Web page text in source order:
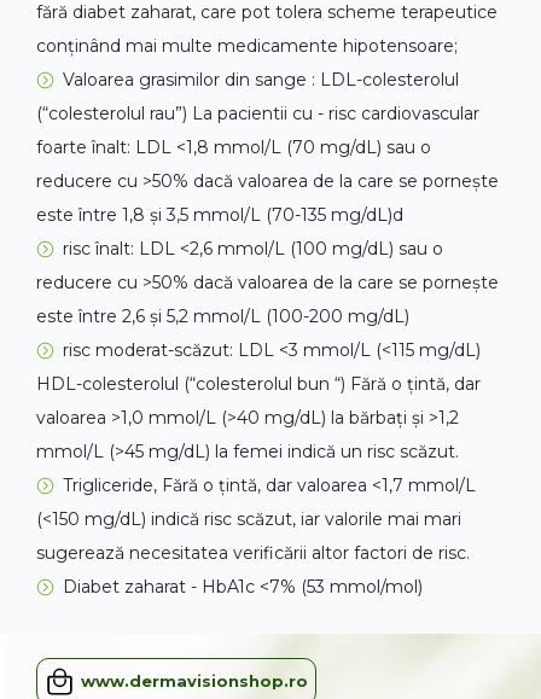
fără diabet zaharat, care pot tolera scheme terapeutice
conținând mai multe medicamente hipotensoare;
Valoarea grasimilor din sange : LDL-colesterolul
(“colesterolul rau”) La pacientii cu - risc cardiovascular
foarte înalt: LDL <1,8 mmol/L (70 mg/dL) sau o
reducere cu >50% dacă valoarea de la care se pornește
este între 1,8 și 3,5 mmol/L (70-135 mg/dL)d
risc înalt: LDL <2,6 mmol/L (100 mg/dL) sau o
reducere cu >50% dacă valoarea de la care se pornește
este între 2,6 și 5,2 mmol/L (100-200 mg/dL)
risc moderat-scăzut: LDL <3 mmol/L (<115 mg/dL)
HDL-colesterolul (“colesterolul bun “) Fără o țintă, dar
valoarea >1,0 mmol/L (>40 mg/dL) la bărbați și >1,2
mmol/L (>45 mg/dL) la femei indică un risc scăzut.
Trigliceride, Fără o țintă, dar valoarea <1,7 mmol/L
(<150 mg/dL) indică risc scăzut, iar valorile mai mari
sugerează necesitatea verificării altor factori de risc.
Diabet zaharat - HbA1c <7% (53 mmol/mol)
www.dermavisionshop.ro